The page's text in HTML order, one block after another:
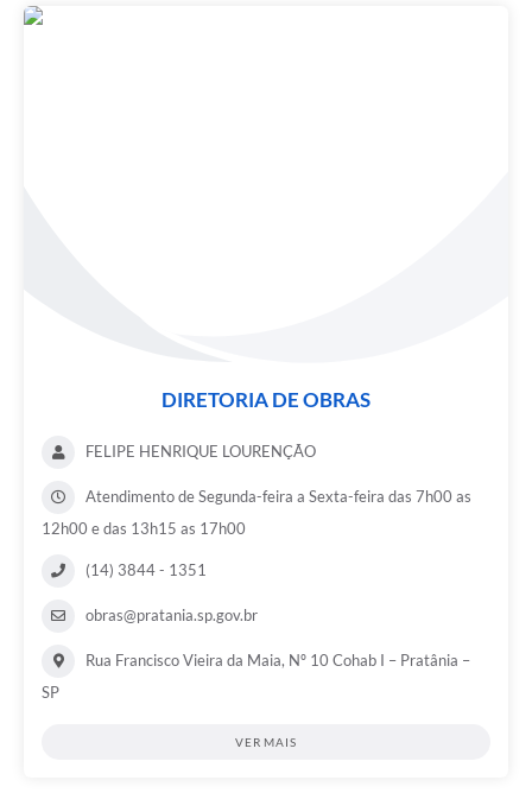
DIRETORIA DE OBRAS
FELIPE HENRIQUE LOURENÇÃO
Atendimento de Segunda-feira a Sexta-feira das 7h00 as
12h00 e das 13h15 as 17h00
(14) 3844 - 1351
obras@pratania.sp.gov.br
Rua Francisco Vieira da Maia, Nº 10 Cohab I – Pratânia –
SP
VER MAIS